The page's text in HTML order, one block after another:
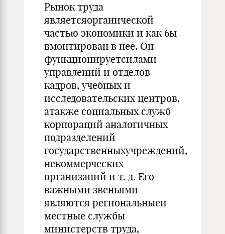
Рынок труда
являетсяорганической
частью экономики и как 6ы
вмонтирован в нее. Он
функционируетсилами
управлений и отделов
кадров, учебных и
исследовательских центров,
атакже социальных служб
корпораций аналогичных
подразделений
государственныхучреждений,
некоммерческих
организаций и т. д. Его
важными звеньями
являются региональныеи
местные службы
министерств труда,